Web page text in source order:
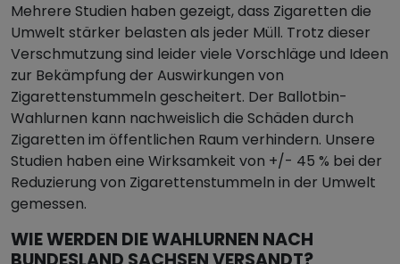
Mehrere Studien haben gezeigt, dass Zigaretten die
Umwelt stärker belasten als jeder Müll. Trotz dieser
Verschmutzung sind leider viele Vorschläge und Ideen
zur Bekämpfung der Auswirkungen von
Zigarettenstummeln gescheitert. Der Ballotbin-
Wahlurnen kann nachweislich die Schäden durch
Zigaretten im öffentlichen Raum verhindern. Unsere
Studien haben eine Wirksamkeit von +/- 45 % bei der
Reduzierung von Zigarettenstummeln in der Umwelt
gemessen.
WIE WERDEN DIE WAHLURNEN NACH